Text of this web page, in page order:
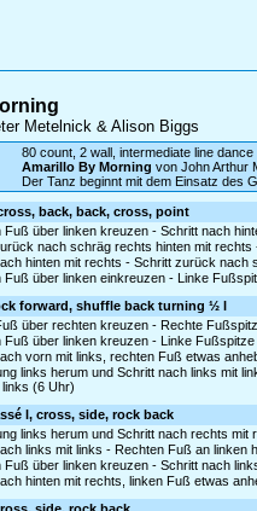
Metelnick & Alison Biggs
80 count, 2 wall, intermediate line dance
Amarillo By Morning von John Arthur
Der Tanz beginnt mit dem Einsatz des
back, back, cross, point
Fuß über linken kreuzen - Schritt nach
nach schräg rechts hinten mit
hinten mit rechts - Schritt zurück nach
Fuß über linken einkreuzen - Linke
forward, shuffle back turning ½ l
über rechten kreuzen - Rechte
Fuß über linken kreuzen - Linke Fußspitze
vorn mit links, rechten Fuß etwas
links herum und Schritt nach links mit
(6 Uhr)
l, cross, side, rock back
links herum und Schritt nach rechts mit
links mit links - Rechten Fuß an linken
Fuß über linken kreuzen - Schritt nach
hinten mit rechts, linken Fuß etwas